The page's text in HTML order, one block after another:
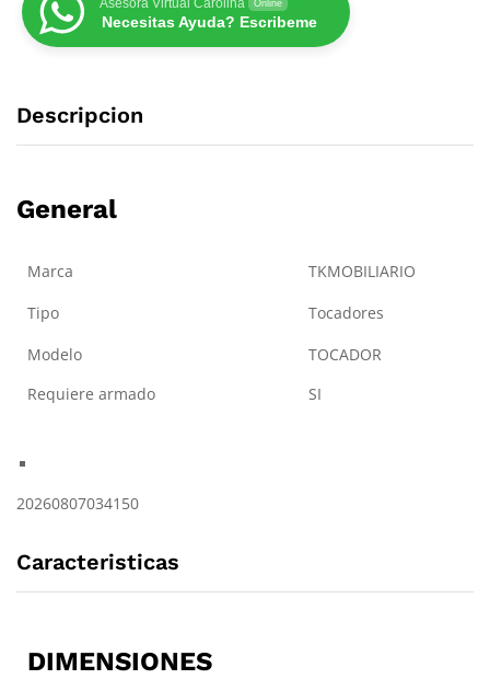
Asesora Virtual Carolina Online
Necesitas Ayuda? Escribeme
Descripcion
General
Marca
TKMOBILIARIO
Tipo
Tocadores
Modelo
TOCADOR
Requiere armado
SI
20260807034150
Caracteristicas
DIMENSIONES